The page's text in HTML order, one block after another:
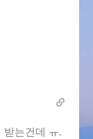
받는건데 ㅠ.